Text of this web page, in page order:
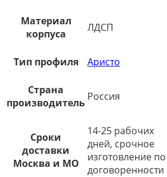
Материал
корпуса
ЛДСП
Тип профиля Аристо
Страна
производитель Россия
Сроки
доставки
Москва и МО
14-25 рабочих
дней, срочное
изготовление по
договоренности